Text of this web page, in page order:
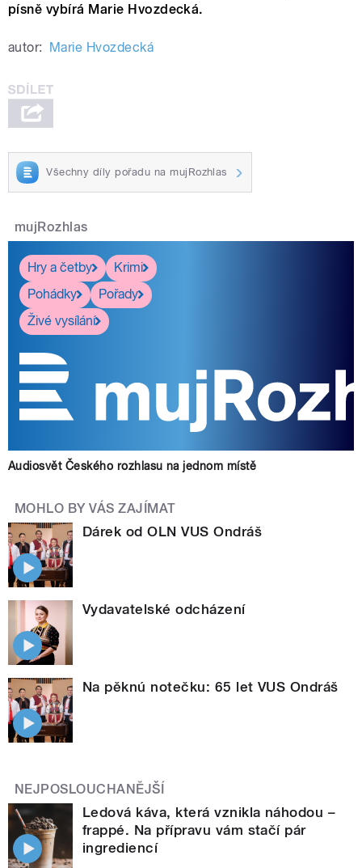
písně vybírá Marie Hvozdecká.
autor: Marie Hvozdecká
Všechny díly pořadu na mujRozhlas
mujRozhlas
Hry a četby
Krimi
Pohádky
Pořady
Živé vysílání
Audiosvět Českého rozhlasu na jednom místě
MOHLO BY VÁS ZAJÍMAT
Dárek od OLN VUS Ondráš
Vydavatelské odcházení
Na pěknú notečku: 65 let VUS Ondráš
NEJPOSLOUCHANĚJŠÍ
Ledová káva, která vznikla náhodou –
frappé. Na přípravu vám stačí pár
ingrediencí